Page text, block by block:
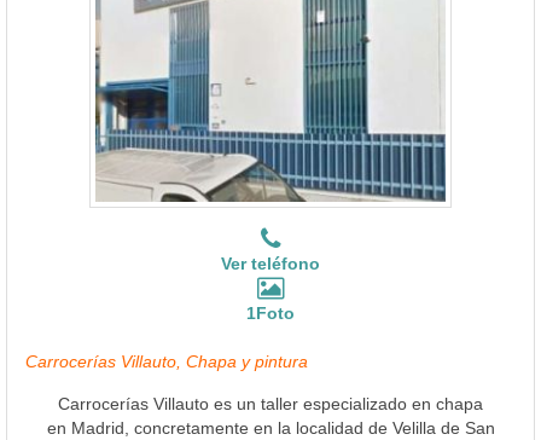
Ver teléfono
1Foto
Carrocerías Villauto, Chapa y pintura
Carrocerías Villauto es un taller especializado en chapa
en Madrid, concretamente en la localidad de Velilla de San